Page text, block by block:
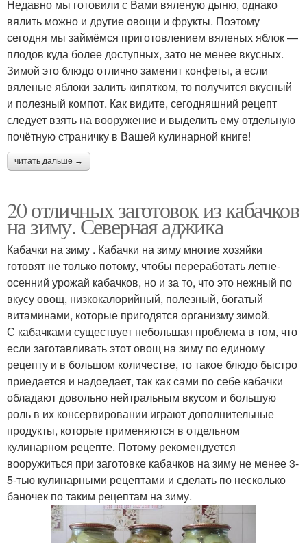
Недавно мы готовили с Вами вяленую дыню, однако
вялить можно и другие овощи и фрукты. Поэтому
сегодня мы займёмся приготовлением вяленых яблок —
плодов куда более доступных, зато не менее вкусных.
Зимой это блюдо отлично заменит конфеты, а если
вяленые яблоки залить кипятком, то получится вкусный
и полезный компот. Как видите, сегодняшний рецепт
следует взять на вооружение и выделить ему отдельную
почётную страничку в Вашей кулинарной книге!
читать дальше →
20 отличных заготовок из кабачков
на зиму. Северная аджика
Кабачки на зиму . Кабачки на зиму многие хозяйки
готовят не только потому, чтобы переработать летне-
осенний урожай кабачков, но и за то, что это нежный по
вкусу овощ, низкокалорийный, полезный, богатый
витаминами, которые пригодятся организму зимой.
С кабачками существует небольшая проблема в том, что
если заготавливать этот овощ на зиму по единому
рецепту и в большом количестве, то такое блюдо быстро
приедается и надоедает, так как сами по себе кабачки
обладают довольно нейтральным вкусом и большую
роль в их консервировании играют дополнительные
продукты, которые применяются в отдельном
кулинарном рецепте. Потому рекомендуется
вооружиться при заготовке кабачков на зиму не менее 3-
5-тью кулинарными рецептами и сделать по несколько
баночек по таким рецептам на зиму.